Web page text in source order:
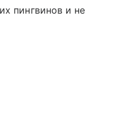
пингвинов и не